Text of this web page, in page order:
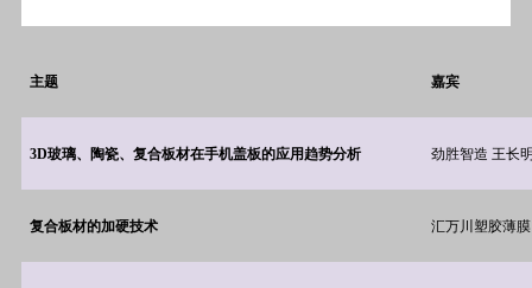
主题 嘉宾
3D玻璃、陶瓷、复合板材在手机盖板的应用趋势分析 劲胜智造 王长
复合板材的加硬技术 汇万川塑胶薄